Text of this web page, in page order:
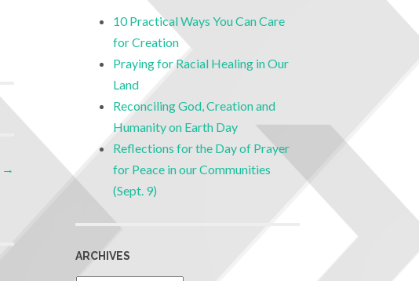
→
10 Practical Ways You Can Care
for Creation
Praying for Racial Healing in Our
Land
Reconciling God, Creation and
Humanity on Earth Day
Reflections for the Day of Prayer
for Peace in our Communities
(Sept. 9)
ARCHIVES